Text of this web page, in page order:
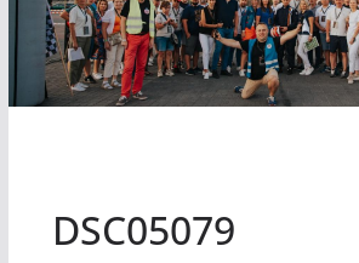
DSC05079